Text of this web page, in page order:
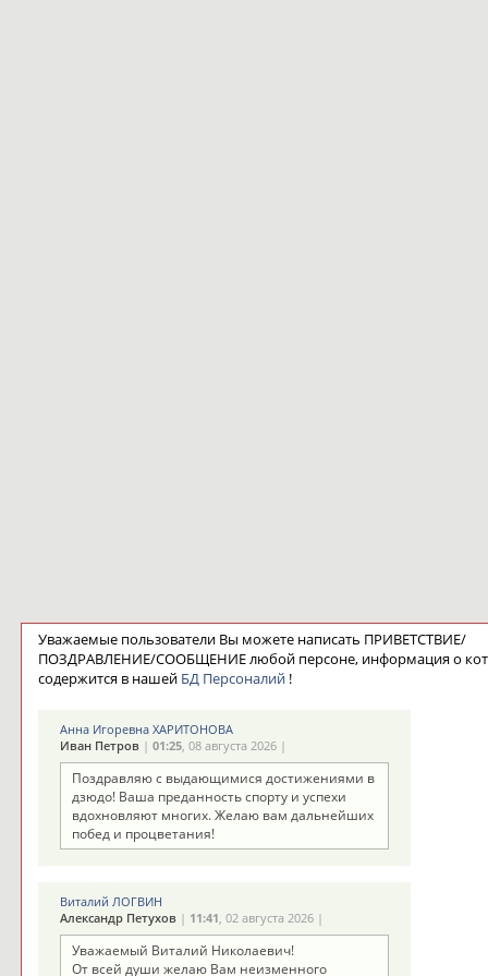
Уважаемые пользователи Вы можете написать ПРИВЕТСТВИЕ/
ПОЗДРАВЛЕНИЕ/СООБЩЕНИЕ любой персоне, информация о
содержится в нашей БД Персоналий!
Анна Игоревна ХАРИТОНОВА
Иван Петров| 01:25, 08 августа 2026 |
Поздравляю с выдающимися достижениями в
дзюдо! Ваша преданность спорту и успехи
вдохновляют многих. Желаю вам дальнейших
побед и процветания!
Виталий ЛОГВИН
Александр Петухов| 11:41, 02 августа 2026 |
Уважаемый Виталий Николаевич!
От всей души желаю Вам неизменного